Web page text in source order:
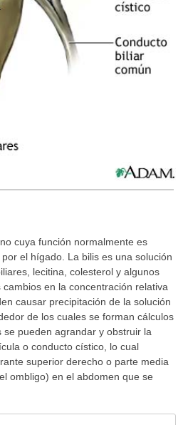
cuya función normalmente es
el hígado. La bilis es una solución
lecitina, colesterol y algunos
en la concentración relativa
causar precipitación de la solución
de los cuales se forman cálculos
se pueden agrandar y obstruir la
o conducto cístico, lo cual
superior derecho o parte media
ombligo) en el abdomen que se